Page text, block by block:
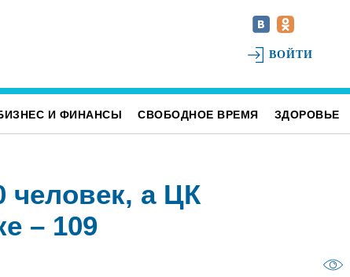
ВОЙТИ
И ФИНАНСЫ СВОБОДНОЕ ВРЕМЯ ЗДОРОВЬЕ
человек, а ЦК
– 109